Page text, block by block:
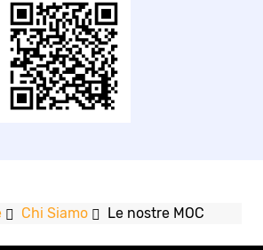
Chi Siamo Le nostre MOC